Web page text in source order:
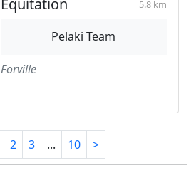
Equitation 5.8 km
Pelaki Team
Forville
2 3 ... 10 >